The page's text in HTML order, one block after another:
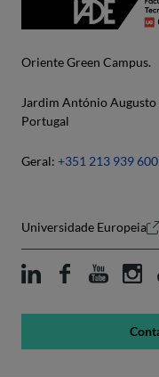
Oriente Green Campus.
Jardim António
Portugal
Geral: +351 213 939 600
Universidade Europeia